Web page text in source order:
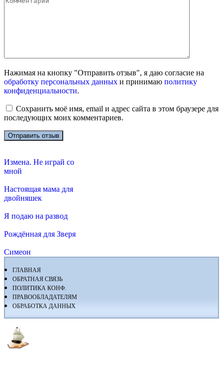
Нажимая на кнопку "Отправить отзыв", я даю согласие на
обработку персональных данных и принимаю политику
конфиденциальности.
Сохранить моё имя, email и адрес сайта в этом браузере для
последующих моих комментариев.
Измена. Не играй со
мной
Настоящая мама для
двойняшек
Я подаю на развод
Рождённая для Зверя
Симеон
ГЛАВНАЯ
ОБРАТНАЯ СВЯЗЬ
ПОЛИТИКА КОНФ.
ПРАВООБЛАДАТЕЛЯМ
ОБРАБОТКА ДАННЫХ